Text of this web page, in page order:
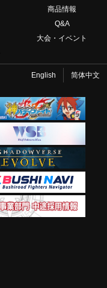
商品情報
Q&A
大会・イベント
English 简体中文